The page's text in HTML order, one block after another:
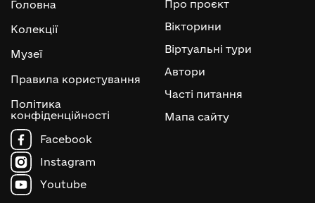
Головна
Колекції
Музеї
Правила користування
Політика
конфіденційності
Про проєкт
Вікторини
Віртуальні тури
Автори
Часті питання
Мапа сайту
Facebook
Instagram
Youtube